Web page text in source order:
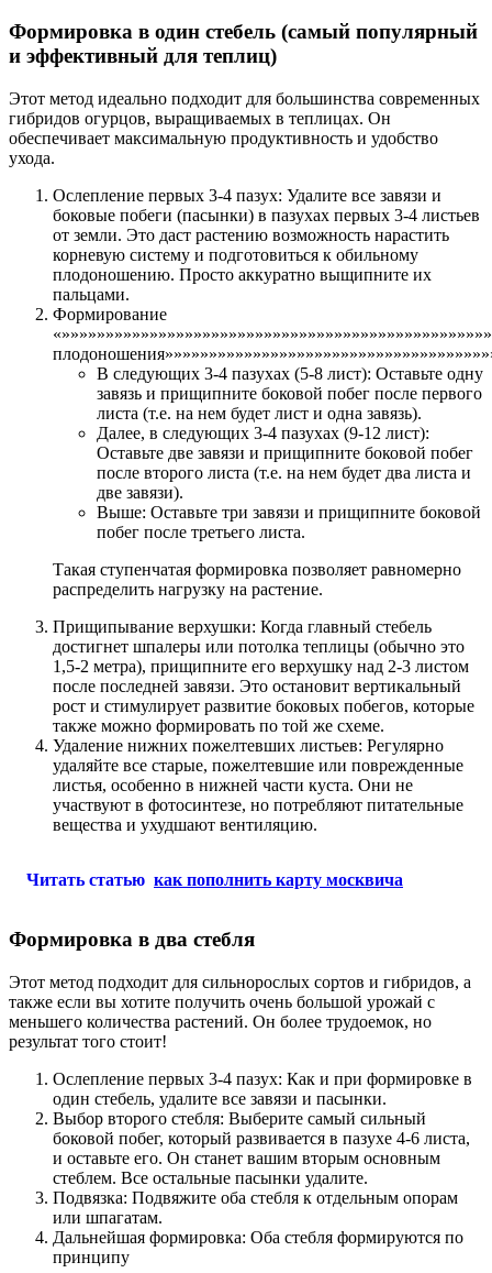
Формировка в один стебель (самый популярный
и эффективный для теплиц)
Этот метод идеально подходит для большинства современных
гибридов огурцов, выращиваемых в теплицах. Он
обеспечивает максимальную продуктивность и удобство
ухода.
Ослепление первых 3-4 пазух: Удалите все завязи и
боковые побеги (пасынки) в пазухах первых 3-4 листьев
от земли. Это даст растению возможность нарастить
корневую систему и подготовиться к обильному
плодоношению. Просто аккуратно выщипните их
пальцами.
Формирование
В следующих 3-4 пазухах (5-8 лист): Оставьте одну
завязь и прищипните боковой побег после первого
листа (т.е. на нем будет лист и одна завязь).
Далее, в следующих 3-4 пазухах (9-12 лист):
Оставьте две завязи и прищипните боковой побег
после второго листа (т.е. на нем будет два листа и
две завязи).
Выше: Оставьте три завязи и прищипните боковой
побег после третьего листа.
Такая ступенчатая формировка позволяет равномерно
распределить нагрузку на растение.
Прищипывание верхушки: Когда главный стебель
достигнет шпалеры или потолка теплицы (обычно это
1,5-2 метра), прищипните его верхушку над 2-3 листом
после последней завязи. Это остановит вертикальный
рост и стимулирует развитие боковых побегов, которые
также можно формировать по той же схеме.
Удаление нижних пожелтевших листьев: Регулярно
удаляйте все старые, пожелтевшие или поврежденные
листья, особенно в нижней части куста. Они не
участвуют в фотосинтезе, но потребляют питательные
вещества и ухудшают вентиляцию.
Читать статью как пополнить карту москвича
Формировка в два стебля
Этот метод подходит для сильнорослых сортов и гибридов, а
также если вы хотите получить очень большой урожай с
меньшего количества растений. Он более трудоемок, но
результат того стоит!
Ослепление первых 3-4 пазух: Как и при формировке в
один стебель, удалите все завязи и пасынки.
Выбор второго стебля: Выберите самый сильный
боковой побег, который развивается в пазухе 4-6 листа,
и оставьте его. Он станет вашим вторым основным
стеблем. Все остальные пасынки удалите.
Подвязка: Подвяжите оба стебля к отдельным опорам
или шпагатам.
Дальнейшая формировка: Оба стебля формируются по
принципу